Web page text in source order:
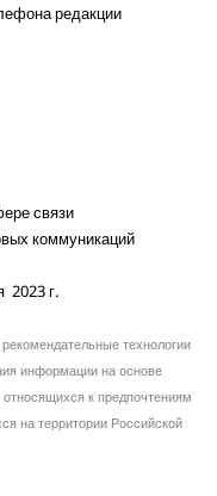
редакции
связи
коммуникаций
2023 г.
технологии
информации на основе
к предпочтениям
на территории Российской